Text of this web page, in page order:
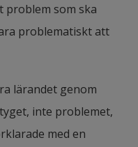
problem som ska
problematiskt att
lärandet genom
inte problemet,
med en